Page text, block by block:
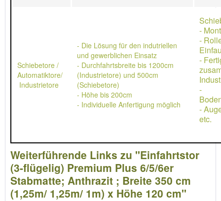
Schiebetore /
Automatiktore/
Industrietore
- Die Lösung für den indutriellen
und gewerblichen Einsatz
- Durchfahrtsbreite bis 1200cm
(Industrietore) und 500cm
(Schiebetore)
- Höhe bis 200cm
- Individuelle Anfertigung möglich
-
-
-
-
-
etc.
Weiterführende Links zu "Einfahrtstor
(3-flügelig) Premium Plus 6/5/6er
Stabmatte; Anthrazit ; Breite 350 cm
(1,25m/ 1,25m/ 1m) x Höhe 120 cm"